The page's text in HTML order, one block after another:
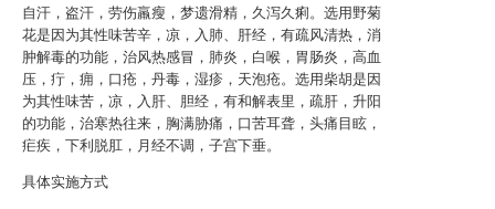
自汗，盗汗，劳伤羸瘦，梦遗滑精，久泻久痢。选用野菊
花是因为其性味苦辛，凉，入肺、肝经，有疏风清热，消
肿解毒的功能，治风热感冒，肺炎，白喉，胃肠炎，高血
压，疔，痈，口疮，丹毒，湿疹，天泡疮。选用柴胡是因
为其性味苦，凉，入肝、胆经，有和解表里，疏肝，升阳
的功能，治寒热往来，胸满胁痛，口苦耳聋，头痛目眩，
疟疾，下利脱肛，月经不调，子宫下垂。
具体实施方式